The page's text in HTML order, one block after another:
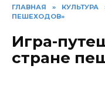
ГЛАВНАЯ » КУЛЬТУРА
ПЕШЕХОДОВ»
Игра-
стране